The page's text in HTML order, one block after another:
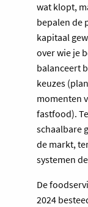
wat klopt,
bepalen de
kapitaal
over wie je
balanceert
keuzes
momenten
fastfood).
schaalbare
de markt,
systemen
De
2024